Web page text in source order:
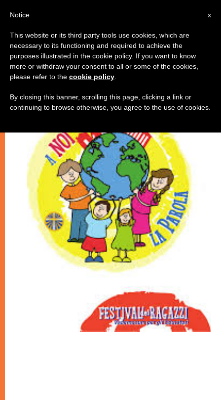
GIOVANI
x
Notice
This website or its third party tools use cookies, which are
necessary to its functioning and required to achieve the
purposes illustrated in the cookie policy. If you want to know
more or withdraw your consent to all or some of the cookies,
please refer to the cookie policy
By closing this banner, scrolling this page, clicking a link or
continuing to browse otherwise, you agree to the use of cookies.